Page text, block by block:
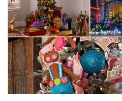
Zahrada
Design
Sledujte prima+
Přihlášení